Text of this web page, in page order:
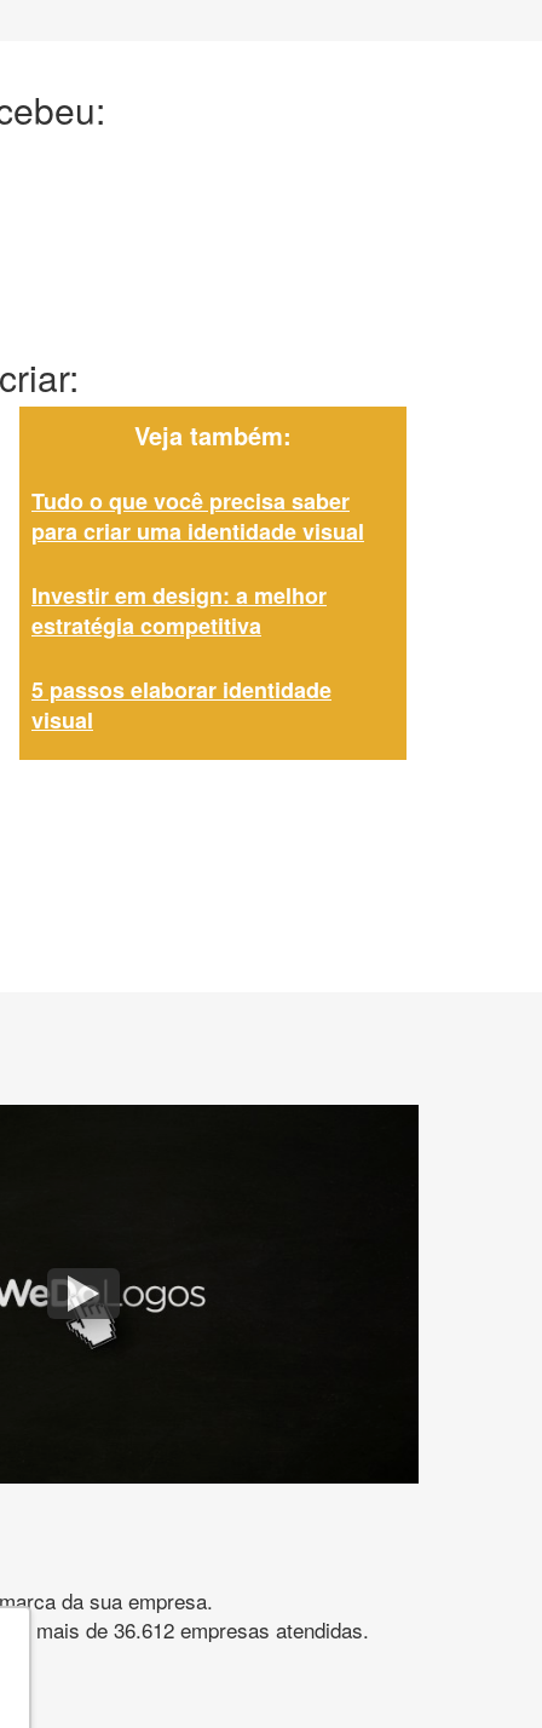
Veja também:
Tudo o que você precisa saber
para criar uma identidade visual
Investir em design: a melhor
estratégia competitiva
5 passos elaborar identidade
visual
da sua empresa.
mais de 36.612 empresas atendidas.